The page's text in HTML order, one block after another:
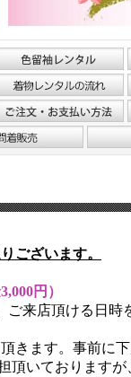
ございます。
円）
ご来店頂ける日
きます。 事前に
頂いております